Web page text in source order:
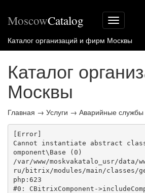
Меню
сайта
MoscowCatalog
Каталог организаций и фирм Москвы
Каталог
Москвы
Главная → Услуги → Аварийные службы
[Error]
Cannot instantiate abstract
omponent\Base (0)
/var/www/moskvakatalo_usr/data/
ru/bitrix/modules/main/classes/
php:623
#0: CBitrixComponent-